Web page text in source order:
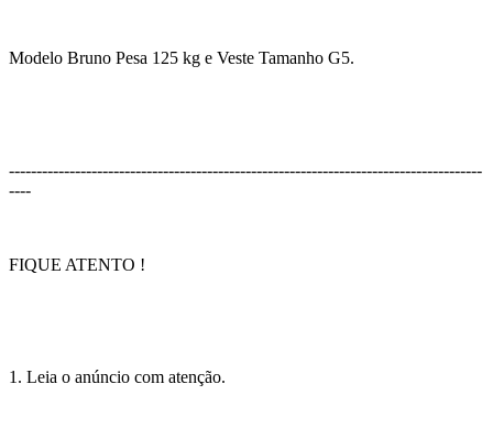
Modelo Bruno Pesa 125 kg e Veste Tamanho G5.
--------------------------------------------------------------------------------------
----
FIQUE ATENTO !
1. Leia o anúncio com atenção.